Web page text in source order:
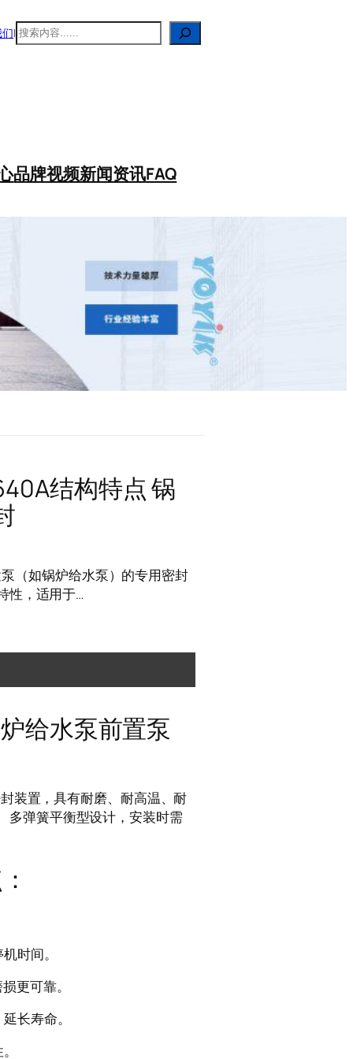
| 搜
品牌视频新闻资讯FAQ
结构特点 锅
（如锅炉给水泵）的专用密封
性，适用于…
给水泵前置泵
置，具有耐磨、耐高温、耐
多弹簧平衡型设计，安装时需
时间。
更可靠。
长寿命。